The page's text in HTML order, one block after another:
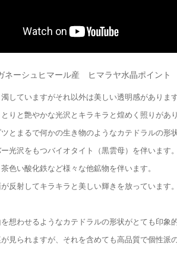
ネーシュヒマール産 ヒマラヤ水晶ポイント
していますがそれ以外は美しい透明感があります
りと艶やかな光沢とキラキラと煌めく照りがあり
とまるで何かの生き物のようなカテドラルの形
光沢をもつバイオタイト（黒雲母）を伴います。
色い酸化鉄など様々な他鉱物を伴います。
反射してキラキラと美しい輝きを放っています。
想わせるようなカテドラルの形状がとても印象
見られますが、それを含めても高品質で個性派